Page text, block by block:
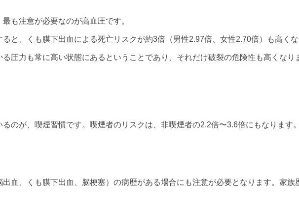
も注意が必要なのが高血圧です。
と、くも膜下出血による死亡リスクが約3倍（男性2.97倍、女性2.70倍）も高く
圧力も常に高い状態にあるということであり、それだけ破裂の危険性も高くな
のが、喫煙習慣です。喫煙者のリスクは、非喫煙者の2.2倍〜3.6倍にもなります
血、くも膜下出血、脳梗塞）の病歴がある場合にも注意が必要となります。家